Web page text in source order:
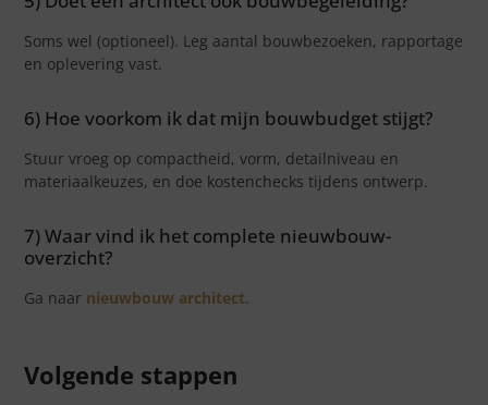
Soms wel (optioneel). Leg aantal bouwbezoeken, rapportage
en oplevering vast.
6) Hoe voorkom ik dat mijn bouwbudget stijgt?
Stuur vroeg op compactheid, vorm, detailniveau en
materiaalkeuzes, en doe kostenchecks tijdens ontwerp.
7) Waar vind ik het complete nieuwbouw-
overzicht?
Ga naar nieuwbouw architect.
Volgende stappen